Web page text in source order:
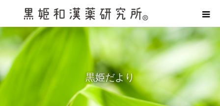
黒姫だより